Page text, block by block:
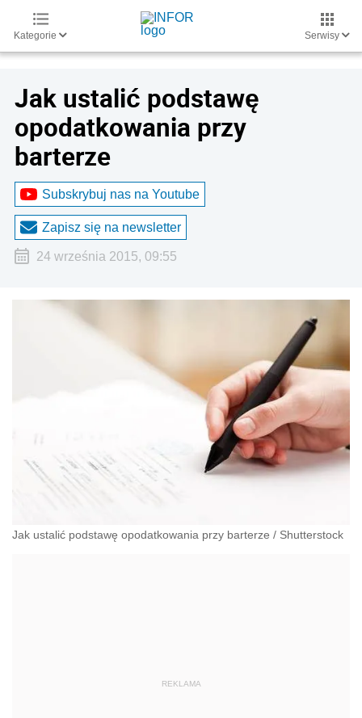
Kategorie Serwisy
Jak ustalić podstawę
opodatkowania przy
barterze
Subskrybuj nas na Youtube
Zapisz się na newsletter
24 września 2015, 09:55
Jak ustalić podstawę opodatkowania przy barterze / Shutterstock